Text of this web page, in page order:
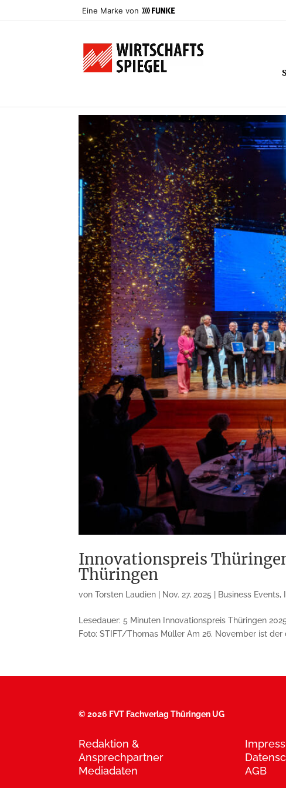
Eine Marke von
Innovationspreis
Thüringen
vonTorsten Laudien Nov. 27, 2025 Business Events,
Lesedauer: 5 Minuten Innovationspreis Thüringen
Foto: STIFT/Thomas Müller Am 26. November ist
©2026 FVT Fachverlag Thüringen UG
Redaktion &
Ansprechpartner
Mediadaten
AGB